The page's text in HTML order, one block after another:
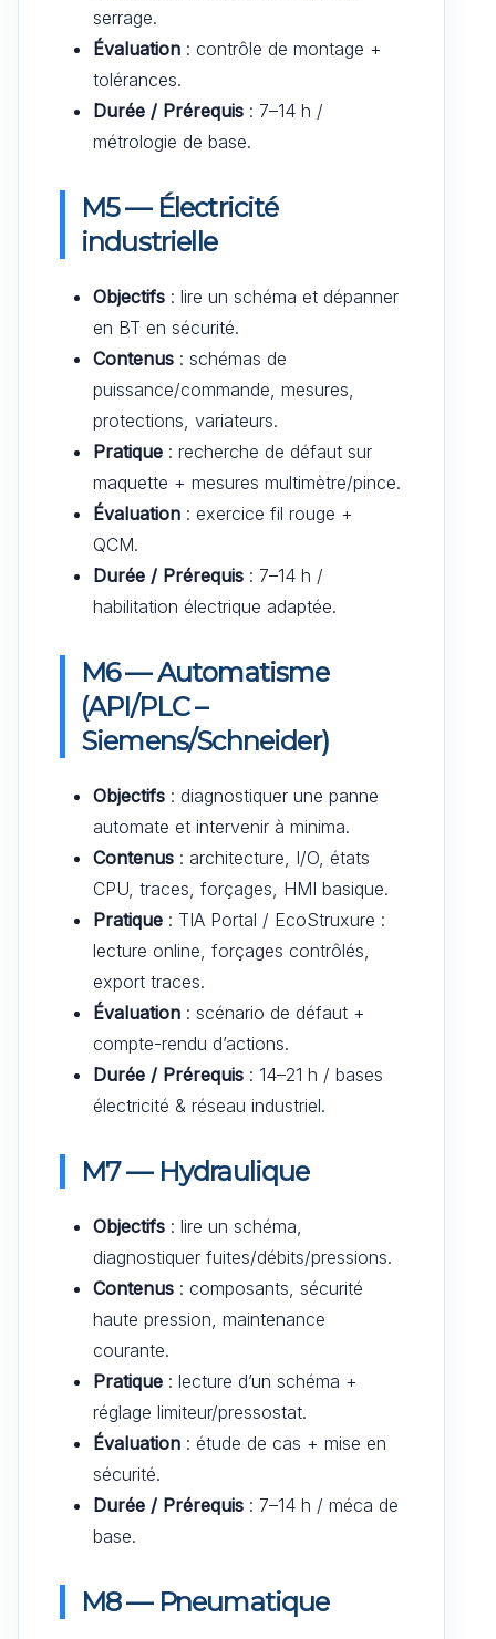
serrage.
Évaluation : contrôle de montage +
tolérances.
Durée / Prérequis : 7–14 h /
métrologie de base.
M5 — Électricité
industrielle
Objectifs : lire un schéma et dépanner
en BT en sécurité.
Contenus : schémas de
puissance/commande, mesures,
protections, variateurs.
Pratique : recherche de défaut sur
maquette + mesures multimètre/pince.
Évaluation : exercice fil rouge +
QCM.
Durée / Prérequis : 7–14 h /
habilitation électrique adaptée.
M6 — Automatisme
(API/PLC –
Siemens/Schneider)
Objectifs : diagnostiquer une panne
automate et intervenir à minima.
Contenus : architecture, I/O, états
CPU, traces, forçages, HMI basique.
Pratique : TIA Portal / EcoStruxure :
lecture online, forçages contrôlés,
export traces.
Évaluation : scénario de défaut +
compte-rendu d’actions.
Durée / Prérequis : 14–21 h / bases
électricité & réseau industriel.
M7 — Hydraulique
Objectifs : lire un schéma,
diagnostiquer fuites/débits/pressions.
Contenus : composants, sécurité
haute pression, maintenance
courante.
Pratique : lecture d’un schéma +
réglage limiteur/pressostat.
Évaluation : étude de cas + mise en
sécurité.
Durée / Prérequis : 7–14 h / méca de
base.
M8 — Pneumatique